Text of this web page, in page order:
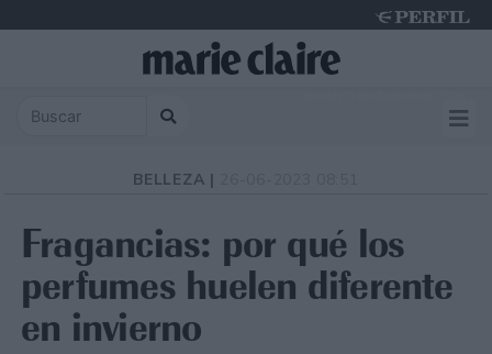
BELLEZA |
Fragancias: por qué los
perfumes huelen diferente
en invierno